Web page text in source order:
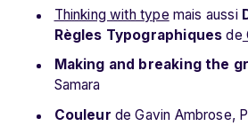
Thinking with type mais aussi
Règles Typographiques de
Making and breaking the
Samara
Couleur de Gavin Ambrose,